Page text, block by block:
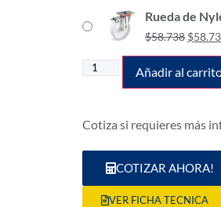
Rueda de
$58.738 $
Añadir al
Cotiza si requieres más
COTIZAR AHORA!
VER FICHA TECNICA